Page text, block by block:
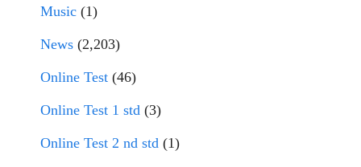
Music (1)
News (2,203)
Online Test (46)
Online Test 1 std (3)
Online Test 2 nd std (1)